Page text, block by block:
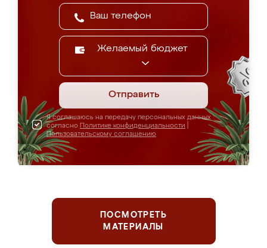
Желаемый бюджет
Отправить
Я соглашаюсь на передачу персональных данных
согласно Политике конфиденциальности
Пользовательскому соглашению
ПОСМОТРЕТЬ
МАТЕРИАЛЫ